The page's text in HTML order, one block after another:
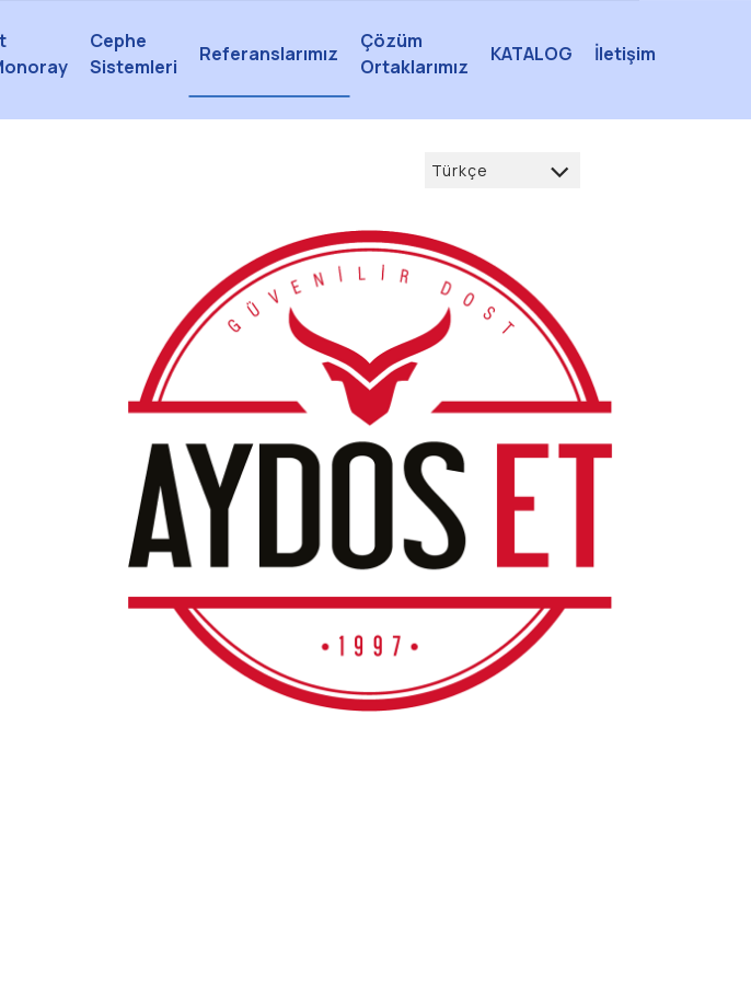
Cephe
Sistemleri
Referanslarımız
Çözüm
Ortaklarımız
KATALOG İletişim
Türkçe
العربية
Deutsch
English
русский